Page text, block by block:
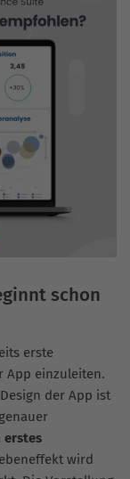
schon
erste
App einzuleiten.
der App ist
erstes
wird